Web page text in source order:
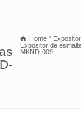
Home "
Expositor de
MKND-009